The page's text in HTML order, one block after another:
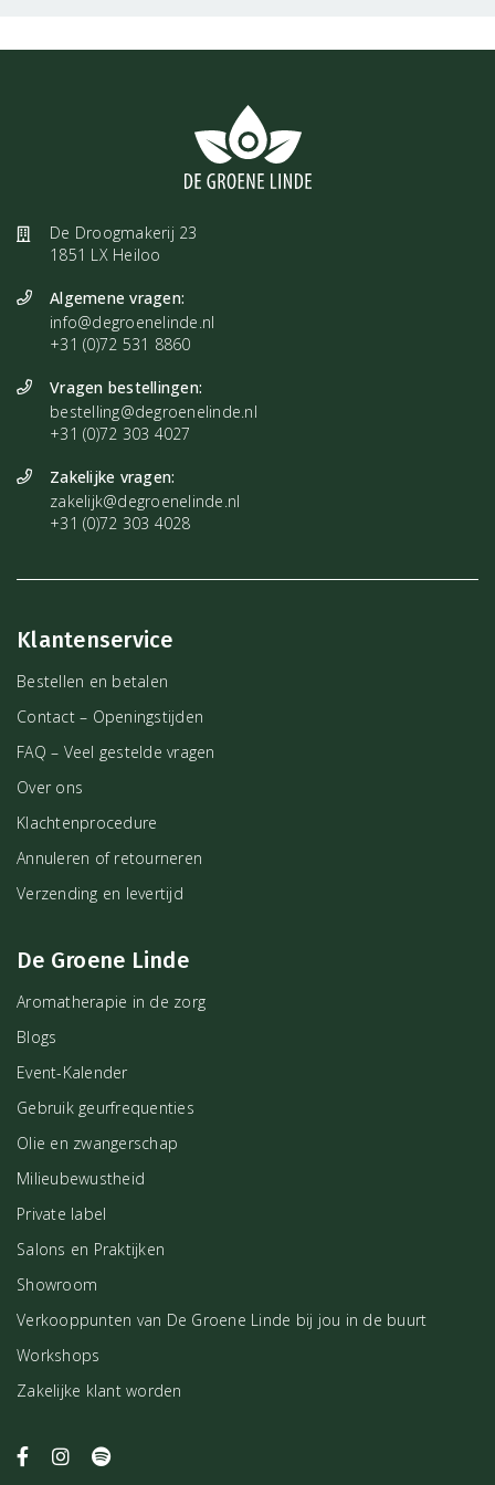
De Droogmakerij 23
1851 LX Heiloo
Algemene vragen:
info@degroenelinde.nl
+31 (0)72 531 8860
Vragen bestellingen:
bestelling@degroenelinde.nl
+31 (0)72 303 4027
Zakelijke vragen:
zakelijk@degroenelinde.nl
+31 (0)72 303 4028
Klantenservice
Bestellen en betalen
Contact – Openingstijden
FAQ – Veel gestelde vragen
Over ons
Klachtenprocedure
Annuleren of retourneren
Verzending en levertijd
De Groene Linde
Aromatherapie in de zorg
Blogs
Event-Kalender
Gebruik geurfrequenties
Olie en zwangerschap
Milieubewustheid
Private label
Salons en Praktijken
Showroom
Verkooppunten van De Groene Linde bij jou in de buurt
Workshops
Zakelijke klant worden